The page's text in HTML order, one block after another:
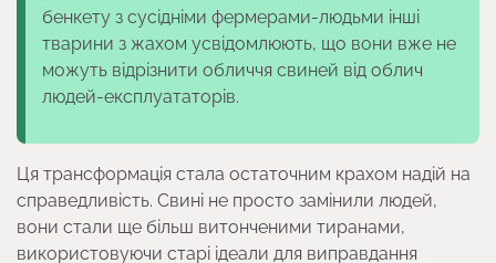
бенкету з сусідніми фермерами-людьми інші
тварини з жахом усвідомлюють, що вони вже не
можуть відрізнити обличчя свиней від облич
людей-експлуататорів.
Ця трансформація стала остаточним крахом надій на
справедливість. Свині не просто замінили людей,
вони стали ще більш витонченими тиранами,
використовуючи старі ідеали для виправдання